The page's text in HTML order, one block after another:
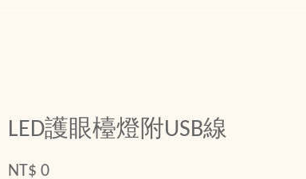
LED護眼檯燈附USB線
NT$ 0